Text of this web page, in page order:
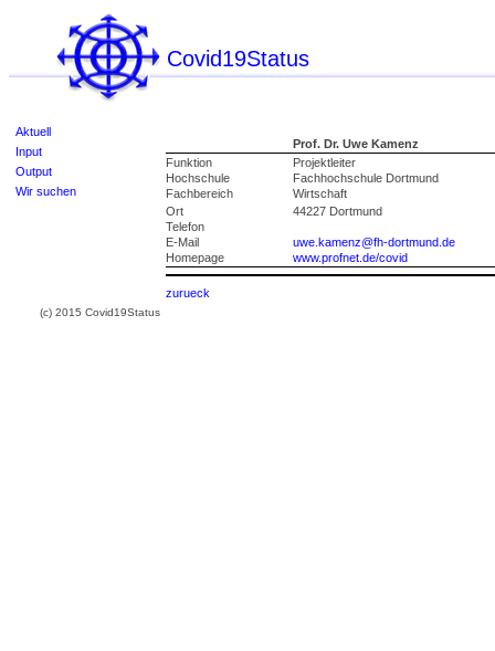
Covid19Status
Aktuell
Input
Output
Wir suchen
Prof. Dr. Uwe Kamenz
Funktion
Projektleiter
Hochschule
Fachhochschule Dortmund
Fachbereich
Wirtschaft
Ort
44227 Dortmund
Telefon
E-Mail
uwe.kamenz@fh-dortmund.de
Homepage
www.profnet.de/covid
zurueck
(c) 2015 Covid19Status